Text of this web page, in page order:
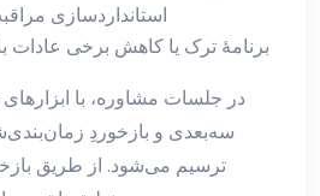
استانداردسازی
برنامهٔ ترک یا کاهش برخی
در جلسات مشاوره، با
سه‌بعدی و بازخوردِ
ترسیم می‌شود. از طریق